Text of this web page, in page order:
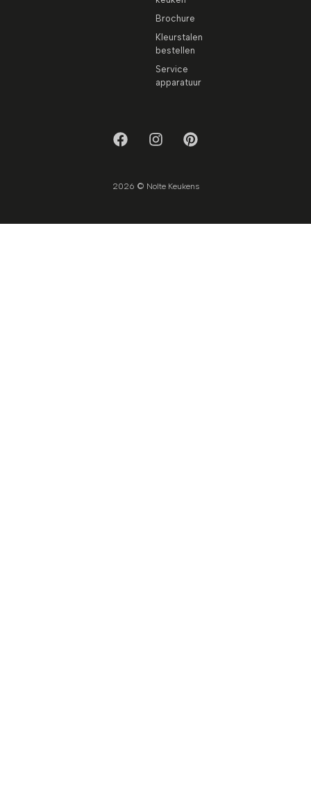
Brochure
Kleurstalen
bestellen
Service
apparatuur
2026 © Nolte Keukens